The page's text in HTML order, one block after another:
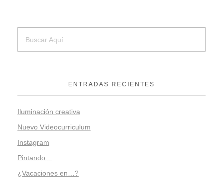
ENTRADAS RECIENTES
Iluminación creativa
Nuevo Videocurriculum
Instagram
Pintando…
¿Vacaciones en…?